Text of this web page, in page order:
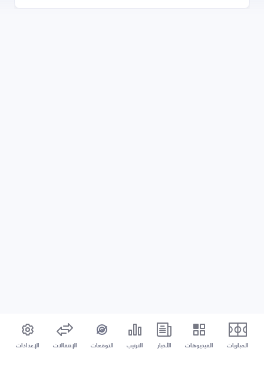
المباريات الفيديوهات الأخبار الترتيب التوقعات الإنتقالات الإعدادات